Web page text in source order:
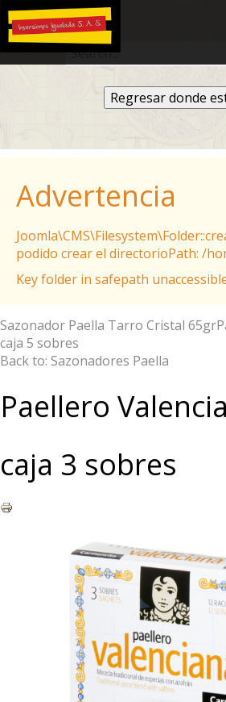
Regresar donde
Advertencia
podido crear el directorioPath: /
Key folder in safepath
Sazonador Paella Tarro Cristal 65gr
caja 5 sobres
Back to: Sazonadores Paella
Paellero
caja 3 sobres